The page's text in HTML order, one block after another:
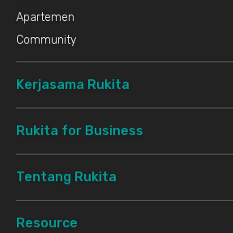
Apartemen
Community
Kerjasama Rukita
Rukita for Business
Tentang Rukita
Resource